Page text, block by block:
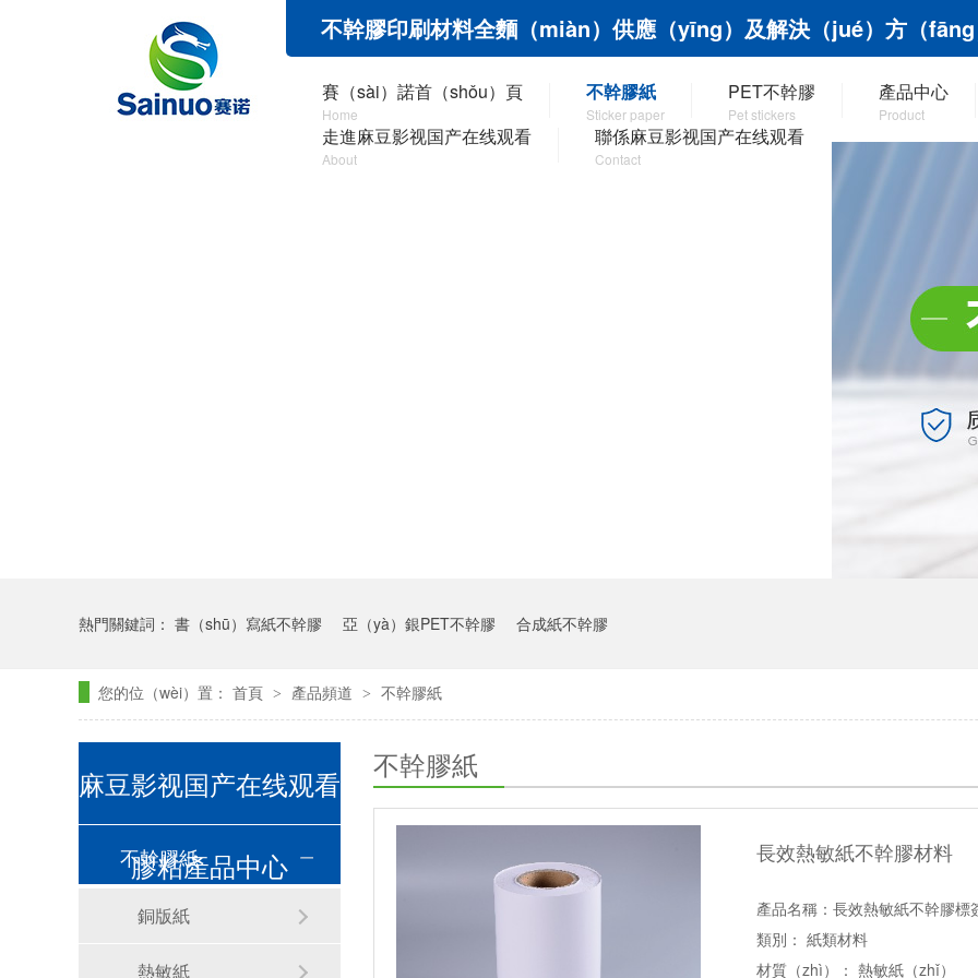
不幹膠印刷材料全麵（miàn）供應（yīng）及解決（jué）方（
賽（sài）諾首（shǒu）頁
Home
不幹膠紙
Sticker paper
PET不幹膠
Pet stickers
產品中心
Product
走進麻豆影视国产在线观看
About
聯係麻豆影视国产在线观看
Contact
熱門關鍵詞： 書（shū）寫紙不幹膠 亞（yà）銀PET不幹膠 合成紙不幹膠
您的位（wèi）置： 首頁 > 產品頻道 > 不幹膠紙
不幹膠紙
長效熱敏紙不幹膠材料
產品名稱：長效熱敏紙不幹膠標
類別： 紙類材料
材質（zhì）： 熱敏紙（zhǐ）
麻豆影视国产在线观看
膠粘產品中心
不幹膠紙
銅版紙
熱敏紙